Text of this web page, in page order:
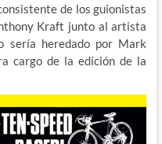
de los guionistas
Kraft junto al artista
sería heredado por Mark
cargo de la edición de la